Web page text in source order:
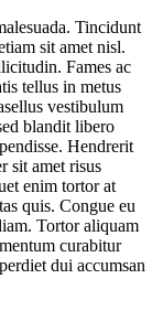
Tincidunt
sit amet nisl.
Fames ac
tellus in metus
vestibulum
blandit libero
Hendrerit
sit amet risus
enim tortor at
quis. Congue eu
Tortor aliquam
curabitur
dui accumsan